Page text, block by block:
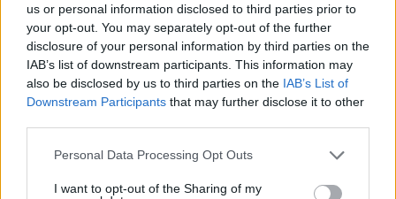
us or personal information disclosed to third parties prior to
your opt-out. You may separately opt-out of the further
disclosure of your personal information by third parties on the
IAB’s list of downstream participants. This information may
also be disclosed by us to third parties on the IAB’s List of
Downstream Participants that may further disclose it to other
Please note that this website/app uses one or more Google
not limited to your visit or usage behaviour. You may click to
Personal Data Processing Opt Outs
I want to opt-out of the Sharing of my